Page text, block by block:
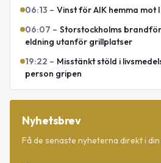
06:13 – Vinst för AIK hemma mot
06:07 – Storstockholms
eldning utanför grillplatser
19:22 – Misstänkt stöld i
person gripen
Nyhetsbrev
Få de senaste nyheterna direkt i